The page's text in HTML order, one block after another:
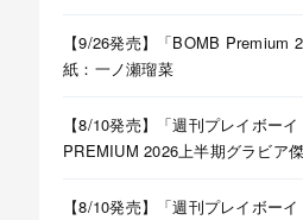
【9/26発売】「BOMB Premium
紙：一ノ瀬瑠菜
【8/10発売】「週刊プレイボーイ
PREMIUM 2026上半期グラビア傑
【8/10発売】「週刊プレイボー